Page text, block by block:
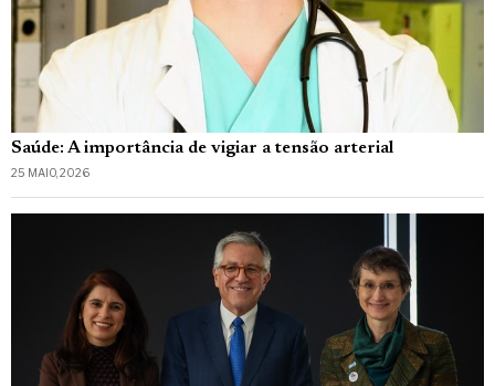
Saúde: A importância de vigiar a tensão arterial
25 MAIO, 2026